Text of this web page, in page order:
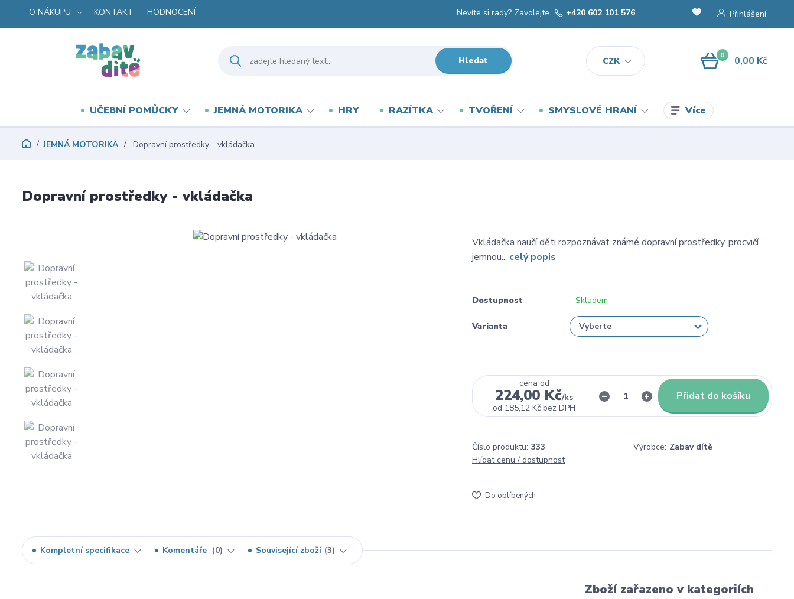
O NÁKUPU KONTAKT HODNOCENÍ
CZK
Přihlášení
Hledat
Nevíte si rady? Zavolejte. +420 602 101 576
0 0,00 Kč
UČEBNÍ POMŮCKY JEMNÁ MOTORIKA HRY RAZÍTKA TVOŘENÍ SMYSLOVÉ HRANÍ Více
JEMNÁ MOTORIKA Dopravní prostředky - vkládačka
Dopravní prostředky - vkládačka
Vkládačka naučí děti rozpoznávat známé dopravní prostředky, procvičí
jemnou... celý popis
Dostupnost Skladem
Varianta
cena od
224,00 Kč/ks
od 185,12 Kč bez DPH
Přidat do košíku
Číslo produktu: 333 Výrobce: Zabav dítě
Hlídat cenu / dostupnost
Do oblíbených
Kompletní specifikace Komentáře 0 Související zboží 3
Zboží zařazeno v kategoriích